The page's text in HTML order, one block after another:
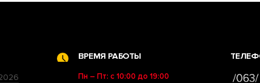
ВРЕМЯ РАБОТЫ
Пн – Пт: с 10:00 до 19:00